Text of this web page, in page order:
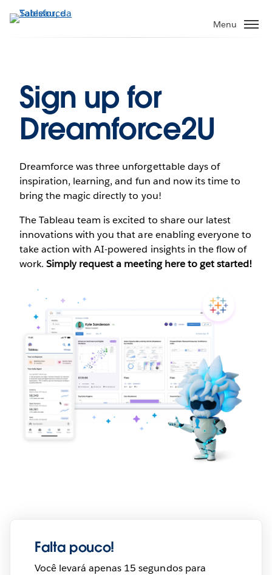
Pular
para
Menu
Sign up for
Dreamforce2U
Dreamforce was three unforgettable days of
inspiration, learning, and fun and now its time to
bring the magic directly to you!
The Tableau team is excited to share our latest
innovations with you that are enabling everyone to
take action with AI-powered insights in the flow of
work.Simply request a meeting here to get started!
Falta pouco!
Você levará apenas 15 segundos para